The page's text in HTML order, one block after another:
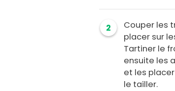
2
Couper les
placer sur
Tartiner le
ensuite les
et les
le tailler.